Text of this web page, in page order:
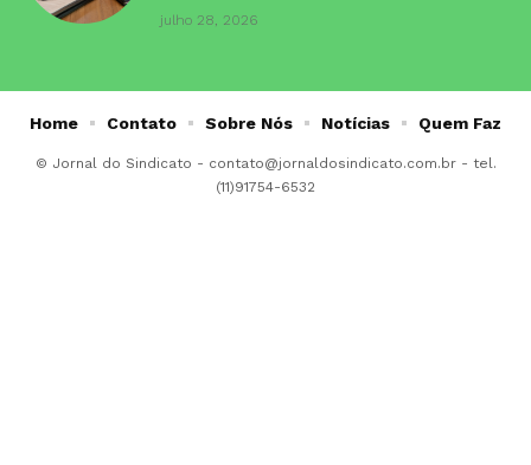
julho 28, 2026
© Jornal do Sindicato - contato@jornaldosindicato.com.br- tel.
(11)91754-6532
Home Contato Sobre Nós Notícias Quem Faz